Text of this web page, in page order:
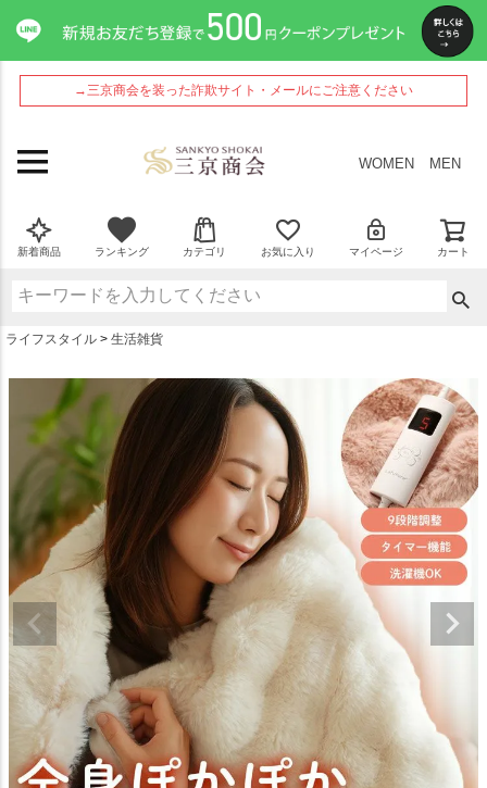
→三京商会を装った詐欺サイト・メールにご注意ください
WOMEN MEN
新着商品 ランキング カテゴリ お気に入り マイページ カート
ライフスタイル 生活雑貨
ペー
ジト
ップ
へ